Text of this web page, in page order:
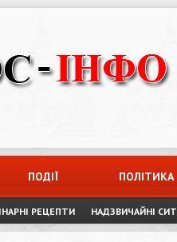
ПОДІЇ ПОЛІТИКА
РЕЦЕПТИ НАДЗВИЧАЙНІ